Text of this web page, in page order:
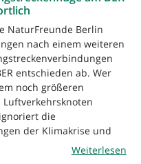
NaturFreunde Berlin
nach einem weiteren
entschieden ab. Wer
noch größeren
die
der Klimakrise und
Weiterlesen